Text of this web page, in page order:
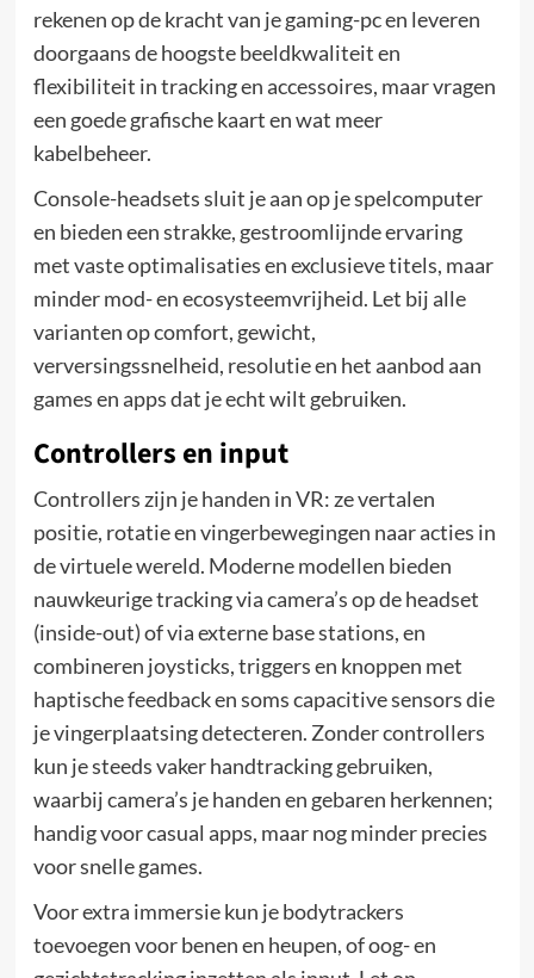
rekenen op de kracht van je gaming-pc en leveren
doorgaans de hoogste beeldkwaliteit en
flexibiliteit in tracking en accessoires, maar vragen
een goede grafische kaart en wat meer
kabelbeheer.
Console-headsets sluit je aan op je spelcomputer
en bieden een strakke, gestroomlijnde ervaring
met vaste optimalisaties en exclusieve titels, maar
minder mod- en ecosysteemvrijheid. Let bij alle
varianten op comfort, gewicht,
verversingssnelheid, resolutie en het aanbod aan
games en apps dat je echt wilt gebruiken.
Controllers en input
Controllers zijn je handen in VR: ze vertalen
positie, rotatie en vingerbewegingen naar acties in
de virtuele wereld. Moderne modellen bieden
nauwkeurige tracking via camera’s op de headset
(inside-out) of via externe base stations, en
combineren joysticks, triggers en knoppen met
haptische feedback en soms capacitive sensors die
je vingerplaatsing detecteren. Zonder controllers
kun je steeds vaker handtracking gebruiken,
waarbij camera’s je handen en gebaren herkennen;
handig voor casual apps, maar nog minder precies
voor snelle games.
Voor extra immersie kun je bodytrackers
toevoegen voor benen en heupen, of oog- en